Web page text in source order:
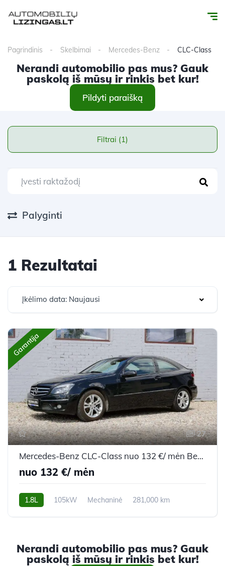
Pagrindinis Skelbimai Mercedes-Benz CLC-Class
Nerandi automobilio pas mus? Gauk
paskolą iš mūsų ir rinkis bet kur!
Pildyti paraišką
Filtrai (1)
Palyginti
1 Rezultatai
Įkėlimo data: Naujausi
Garantija
27
Mercedes-Benz CLC-Class nuo 132 €/ mėn Benzinas 2008m. Kupė (Coupe) Mechaninė
nuo 132 €/ mėn
1.8L 105kW Mechaninė
281,000 km
Nerandi automobilio pas mus? Gauk
paskolą iš mūsų ir rinkis bet kur!